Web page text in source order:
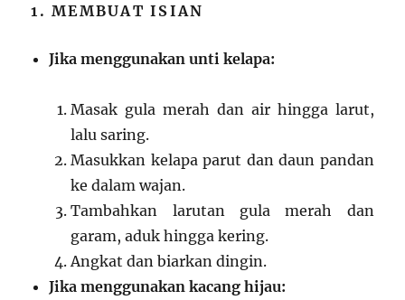
1. MEMBUAT ISIAN
Jika menggunakan unti kelapa:
Masak gula merah dan air hingga larut,
lalu saring.
Masukkan kelapa parut dan daun pandan
ke dalam wajan.
Tambahkan larutan gula merah dan
garam, aduk hingga kering.
Angkat dan biarkan dingin.
Jika menggunakan kacang hijau: